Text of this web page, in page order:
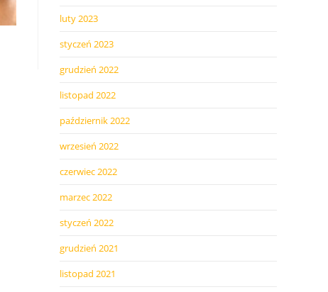
luty 2023
styczeń 2023
grudzień 2022
listopad 2022
październik 2022
wrzesień 2022
czerwiec 2022
marzec 2022
styczeń 2022
grudzień 2021
listopad 2021